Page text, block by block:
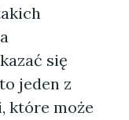
się
jeden z
które może